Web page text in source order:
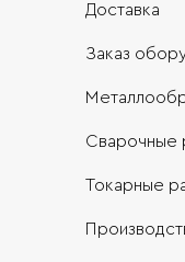
Доставка
Заказ
Сварочные
Токарные